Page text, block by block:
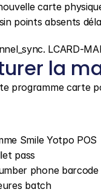
carte
points absents
LCARD-
la
programme carte
Smile Yotpo POS
pass
phone barcode
batch